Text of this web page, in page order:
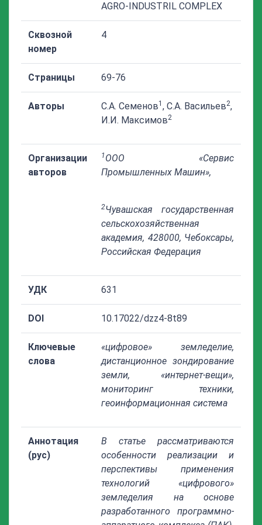
AGRO-INDUSTRIL COMPLEX
Сквозной
номер
4
Страницы 69-76
Авторы С.А. Семенов1 , С.А. Васильев2,
И.И. Максимов2
Организации
авторов
1 ООО «Сервис
Промышленных Машин»,
2Чувашская государственная
сельскохозяйственная
академия, 428000, Чебоксары,
Российская Федерация
УДК 631
DOI 10.17022/dzz4-8t89
Ключевые
слова
«цифровое» земледелие,
дистанционное зондирование
земли, «интернет-вещи»,
мониторинг техники,
геоинформационная система
Аннотация
(рус)
В статье рассматриваются
особенности реализации и
перспективы применения
технологий «цифрового»
земледелия на основе
разработанного программно-